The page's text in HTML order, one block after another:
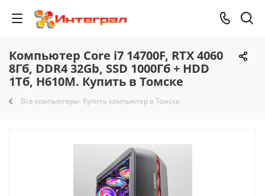
Компьютер Core i7 14700F, RTX 4060
8Гб, DDR4 32Gb, SSD 1000Гб + HDD
1Тб, H610M. Купить в Томске
Все компьютеры. Купить компьютер в Томске